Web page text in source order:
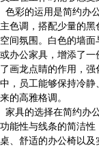
色彩的运用是简约办
主色调，搭配少量的
空间氛围。白色的墙
或办公家具，增添了
了画龙点睛的作用，
中，员工能够保持冷
来的高雅格调。
家具的选择在简约办
功能性与线条的简洁
桌、舒适的办公椅以